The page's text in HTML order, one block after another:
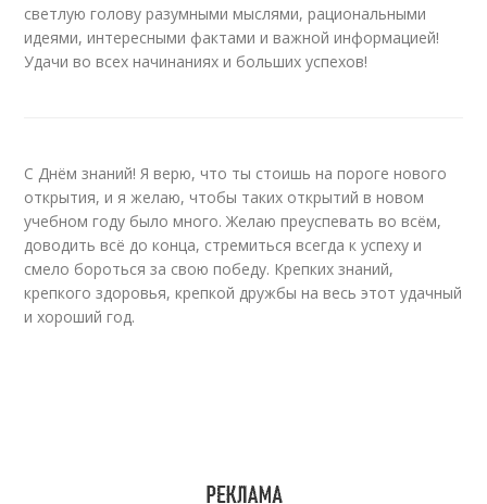
светлую голову разумными мыслями, рациональными
идеями, интересными фактами и важной информацией!
Удачи во всех начинаниях и больших успехов!
С Днём знаний! Я верю, что ты стоишь на пороге нового
открытия, и я желаю, чтобы таких открытий в новом
учебном году было много. Желаю преуспевать во всём,
доводить всё до конца, стремиться всегда к успеху и
смело бороться за свою победу. Крепких знаний,
крепкого здоровья, крепкой дружбы на весь этот удачный
и хороший год.